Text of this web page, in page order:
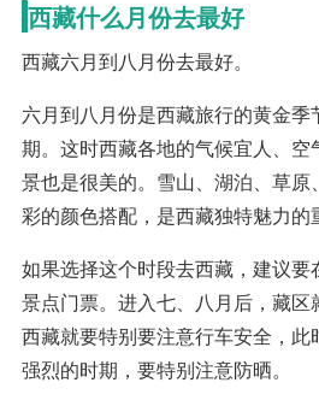
西藏什么月份去最好
西藏六月到八月份去最好。
六月到八月份是西藏旅行的黄金
期。这时西藏各地的气候宜人、
景也是很美的。雪山、湖泊、草原
彩的颜色搭配，是西藏独特魅力的
如果选择这个时段去西藏，建议要
景点门票。进入七、八月后，藏
西藏就要特别要注意行车安全，此
强烈的时期，要特别注意防晒。